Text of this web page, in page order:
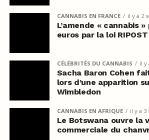
CANNABIS EN FRANCE il y a 2
L’amende « cannabis
euros par la loi RIPOST
CÉLÉBRITÉS DU CANNABIS il y
Sacha Baron Cohen
lors d’une apparition
Wimbledon
CANNABIS EN AFRIQUE il y a 3
Le Botswana ouvre la
commerciale du